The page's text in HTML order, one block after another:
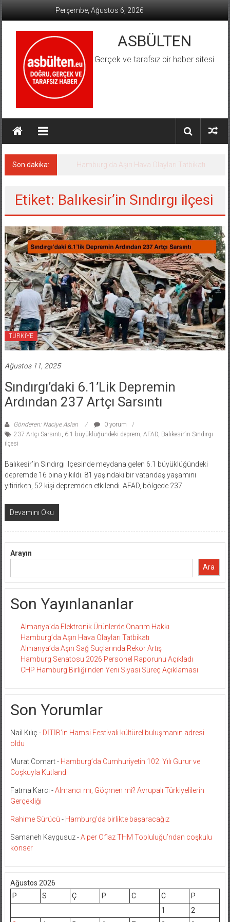
Perşembe, Ağustos 6, 2026
ASBÜLTEN
Gerçek ve tarafsız bir haber sitesi
Son dakika: Hamburg’da Aşırı Hava Olayları Tatbikatı
Etiket: Balıkesir’in Sındırgı ilçesi
TÜRKİYE
Ağustos 11, 2025
Sındırgı’daki 6.1’lik Depremin
Ardından 237 Artçı Sarsıntı
Gönderen: Naciye Aslan
0 yorum
237 Artçı Sarsıntı 6.1 büyüklüğündeki deprem AFAD, Balıkesir’in Sındırgı
ilçesi
Balıkesir’in Sındırgı ilçesinde meydana gelen 6.1 büyüklüğündeki
depremde 16 bina yıkıldı. 81 yaşındaki bir vatandaş yaşamını
yitirirken, 52 kişi depremden etkilendi. AFAD, bölgede 237
Devamını Oku
Arayın
Ara
Son Yayınlananlar
Almanya’da Elektronik Ürünlerde Onarım Hakkı
Hamburg’da Aşırı Hava Olayları Tatbikatı
Almanya’da Aşırı Sağ Suçlarında Rekor Artış
Hamburg Senatosu 2026 Personel Raporunu Açıkladı
CHP Hamburg Birliği’nden Yeni Siyasi Süreç Açıklaması
Son Yorumlar
Nail Kılıç - DİTİB’in Hamsi Festivali kültürel buluşmanın adresi
oldu
Murat Comart- Hamburg’da Cumhuriyetin 102. Yılı Gurur ve
Coşkuyla Kutlandı
Fatma Karcı -Almancı mı, Göçmen mi? Avrupalı Türkiyelilerin
Gerçekliği
Rahime Sürücü - Hamburg’da birlikte başaracağız
Samaneh Kaygusuz-Alper Oflaz THM Topluluğu’ndan coşkulu
konser
Ağustos 2026
P
S Ç P C C
P
1
2